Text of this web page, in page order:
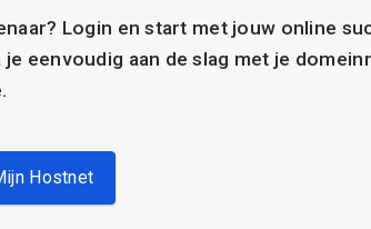
Login en start met jouw online
eenvoudig aan de slag met je
Hostnet